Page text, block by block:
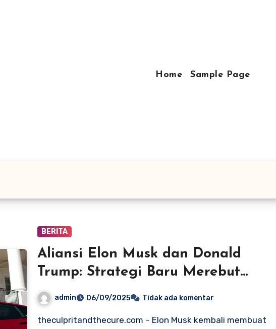
Home Sample Page
BERITA
Aliansi Elon Musk dan Donald
Trump: Strategi Baru Merebut
Kembali Gedung Putih
admin 06/09/2025 Tidak ada komentar
theculpritandthecure.com – Elon Musk kembali membuat